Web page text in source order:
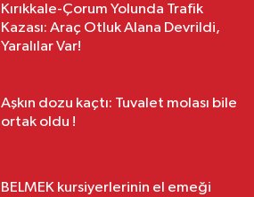
Kırıkkale-Çorum Yolunda Trafik
Kazası: Araç Otluk Alana Devrildi,
Yaralılar Var!
Aşkın dozu kaçtı: Tuvalet molası bile
ortak oldu !
BELMEK kursiyerlerinin el emeği